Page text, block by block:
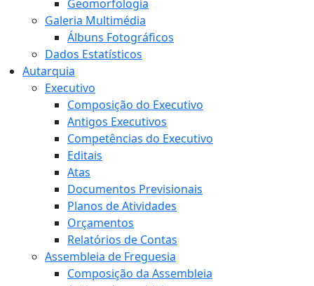
Geomorfologia
Galeria Multimédia
Álbuns Fotográficos
Dados Estatísticos
Autarquia
Executivo
Composição do Executivo
Antigos Executivos
Competências do Executivo
Editais
Atas
Documentos Previsionais
Planos de Atividades
Orçamentos
Relatórios de Contas
Assembleia de Freguesia
Composição da Assembleia